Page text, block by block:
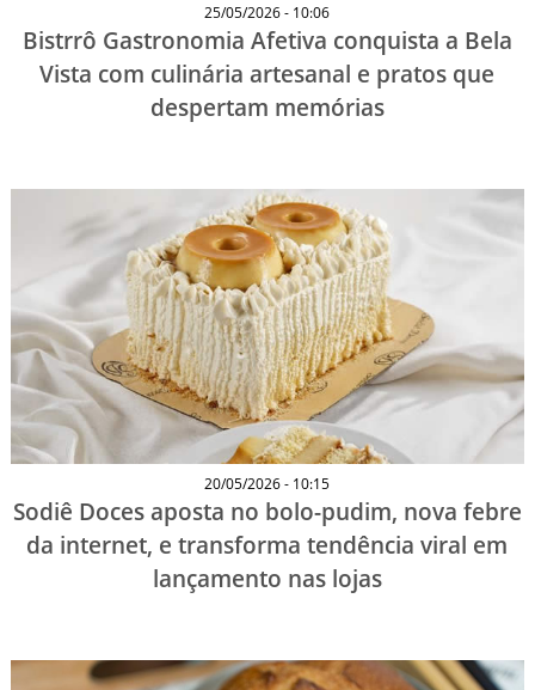
25/05/2026 - 10:06
Bistrrô Gastronomia Afetiva conquista a Bela
Vista com culinária artesanal e pratos que
despertam memórias
20/05/2026 - 10:15
Sodiê Doces aposta no bolo-pudim, nova febre
da internet, e transforma tendência viral em
lançamento nas lojas